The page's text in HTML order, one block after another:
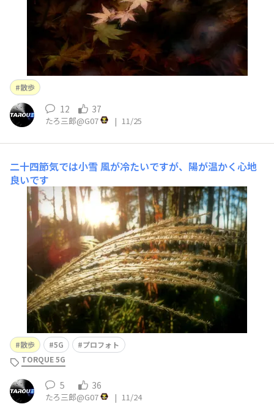
散歩
12 37
たろ三郎@G07 | 11/25
二十四節気では小雪 風が冷たいですが、陽が温かく心地
良いです
散歩 5G
プロフォト
TORQUE 5G
5 36
たろ三郎@G07 | 11/24